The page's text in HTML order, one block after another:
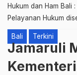
Hukum dan Ham Bali
Pelayanan Hukum
Bali Terkini
Jamaruli